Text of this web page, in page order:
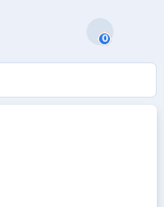
0
0